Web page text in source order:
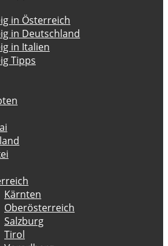
in Österreich
in Deutschland
in Italien
Tipps
Kärnten
Oberösterreich
Salzburg
Tirol